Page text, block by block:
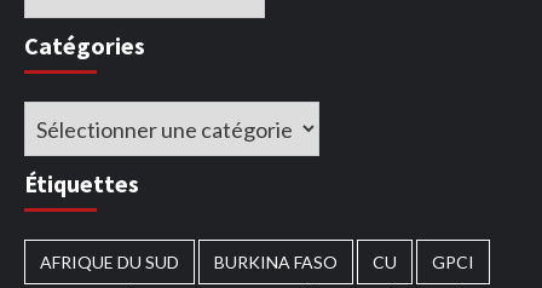
Catégories
Catégories
Étiquettes
AFRIQUE DU SUD BURKINA FASO CU GPCI